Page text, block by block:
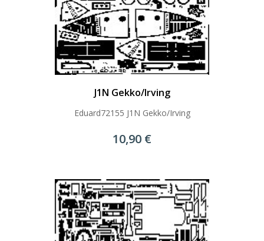
J1N Gekko/Irving
Eduard72155 J1N Gekko/Irving
10,90 €